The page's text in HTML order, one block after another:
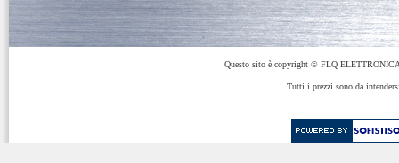
Questo sito è copyright © FLQ
Tutti i prezzi sono da